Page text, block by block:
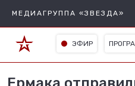
МЕДИАГРУППА «ЗВЕЗДА»
ЭФИР